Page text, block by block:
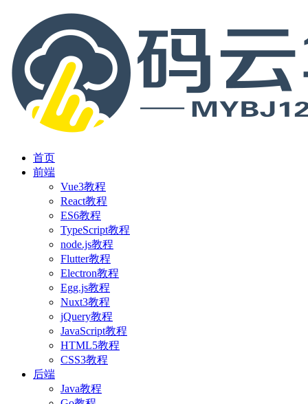
首页
前端
Vue3教程
React教程
ES6教程
TypeScript教程
node.js教程
Flutter教程
Electron教程
Egg.js教程
Nuxt3教程
jQuery教程
JavaScript教程
HTML5教程
CSS3教程
后端
Java教程